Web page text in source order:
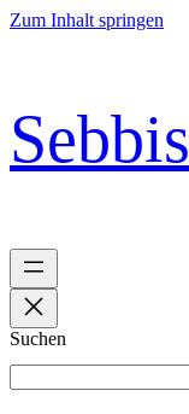
Zum Inhalt springen
Suchen